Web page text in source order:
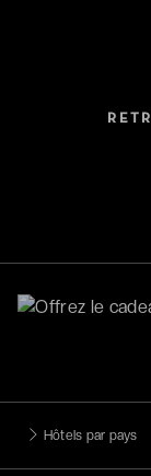
Hôtels par pays